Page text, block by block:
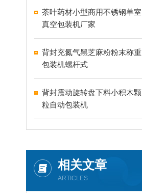
茶叶药材小型商用不锈钢单室
真空包装机厂家
背封充氮气黑芝麻粉粉末称重
包装机螺杆式
背封震动旋转盘下料小积木颗
粒自动包装机
相关文章
ARTICLES